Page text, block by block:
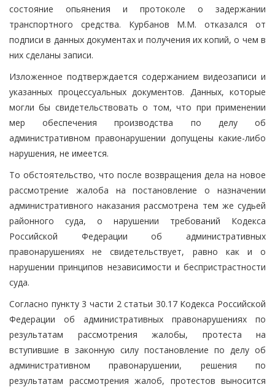
состояние опьянения и протоколе о задержании
транспортного средства. Курбанов М.М. отказался от
подписи в данных документах и получения их копий, о чем в
них сделаны записи.
Изложенное подтверждается содержанием видеозаписи и
указанных процессуальных документов. Данных, которые
могли бы свидетельствовать о том, что при применении
мер обеспечения производства по делу об
административном правонарушении допущены какие-либо
нарушения, не имеется.
То обстоятельство, что после возвращения дела на новое
рассмотрение жалоба на постановление о назначении
административного наказания рассмотрена тем же судьей
районного суда, о нарушении требований Кодекса
Российской Федерации об административных
правонарушениях не свидетельствует, равно как и о
нарушении принципов независимости и беспристрастности
суда.
Согласно пункту 3 части 2 статьи 30.17 Кодекса Российской
Федерации об административных правонарушениях по
результатам рассмотрения жалобы, протеста на
вступившие в законную силу постановление по делу об
административном правонарушении, решения по
результатам рассмотрения жалоб, протестов выносится